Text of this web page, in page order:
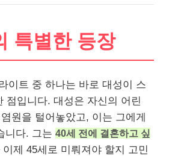
특별한 등장
이트 중 하나는 바로 대성이 스
점입니다. 대성은 자신의 어린
원을 털어놓았고, 이는 그에게
니다. 그는 40세 전에 결혼하고 싶
제 45세로 미뤄져야 할지 고민